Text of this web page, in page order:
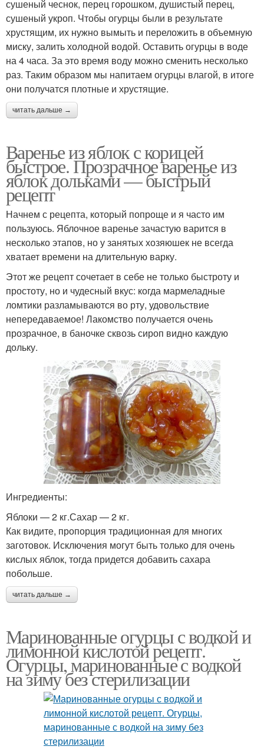
сушеный чеснок, перец горошком, душистый перец,
сушеный укроп. Чтобы огурцы были в результате
хрустящим, их нужно вымыть и переложить в объемную
миску, залить холодной водой. Оставить огурцы в воде
на 4 часа. За это время воду можно сменить несколько
раз. Таким образом мы напитаем огурцы влагой, в итоге
они получатся плотные и хрустящие.
читать дальше →
Варенье из яблок с корицей
быстрое. Прозрачное варенье из
яблок дольками — быстрый
рецепт
Начнем с рецепта, который попроще и я часто им
пользуюсь. Яблочное варенье зачастую варится в
несколько этапов, но у занятых хозяюшек не всегда
хватает времени на длительную варку.
Этот же рецепт сочетает в себе не только быстроту и
простоту, но и чудесный вкус: когда мармеладные
ломтики разламываются во рту, удовольствие
непередаваемое! Лакомство получается очень
прозрачное, в баночке сквозь сироп видно каждую
дольку.
Ингредиенты:
Яблоки — 2 кг.Сахар — 2 кг.
Как видите, пропорция традиционная для многих
заготовок. Исключения могут быть только для очень
кислых яблок, тогда придется добавить сахара
побольше.
читать дальше →
Маринованные огурцы с водкой и
лимонной кислотой рецепт.
Огурцы, маринованные с водкой
на зиму без стерилизации